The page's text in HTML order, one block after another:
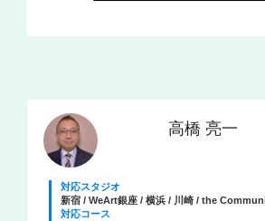
高橋 亮一
対応スタジオ
新宿 / WeArt銀座 / 横浜 / 川崎 / the
対応コース